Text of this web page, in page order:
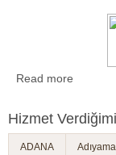
Read more
Hizmet
ADANA